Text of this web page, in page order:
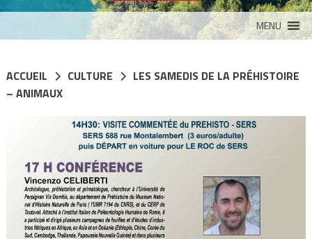
MENU
ACCUEIL CULTURE
LES SAMEDIS DE LA PRÉHISTOIRE
– ANIMAUX